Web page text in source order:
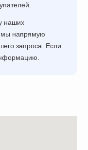
наших
мы напрямую
запроса. Если